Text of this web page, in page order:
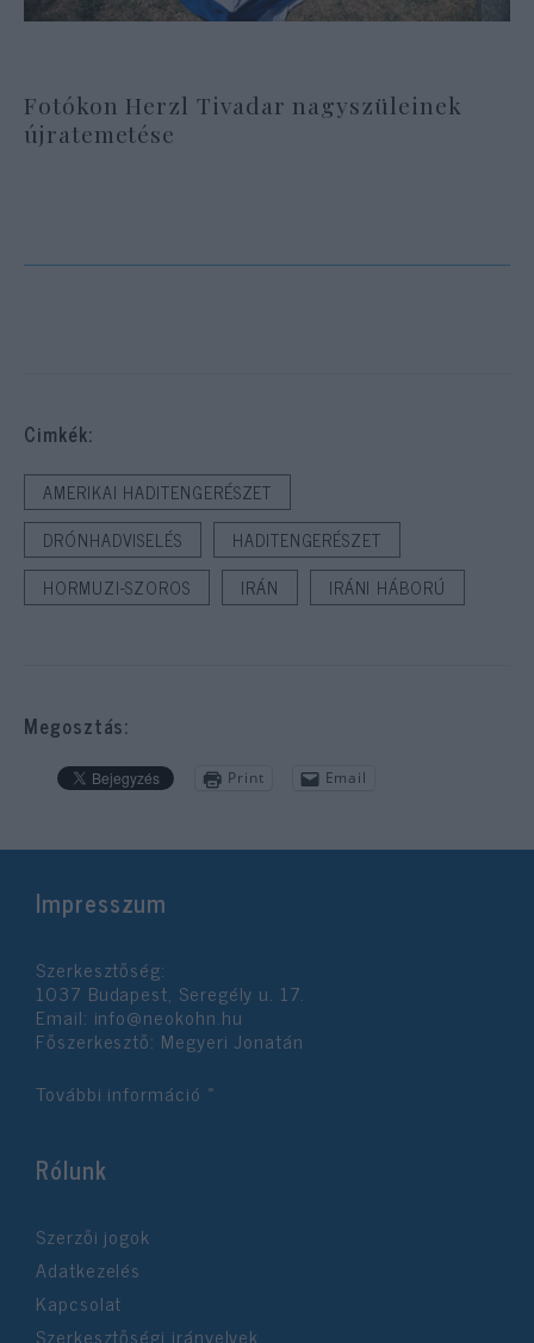
Fotókon Herzl Tivadar nagyszüleinek
újratemetése
Cimkék:
AMERIKAI HADITENGERÉSZET
DRÓNHADVISELÉS
HADITENGERÉSZET
HORMUZI-SZOROS
IRÁN IRÁNI HÁBORÚ
Megosztás:
Print Email
Impresszum
Szerkesztőség:
1037 Budapest, Seregély u. 17.
Email: info@neokohn.hu
Főszerkesztő: Megyeri Jonatán
További információ »
Rólunk
Szerzői jogok
Adatkezelés
Kapcsolat
Szerkesztőségi irányelvek